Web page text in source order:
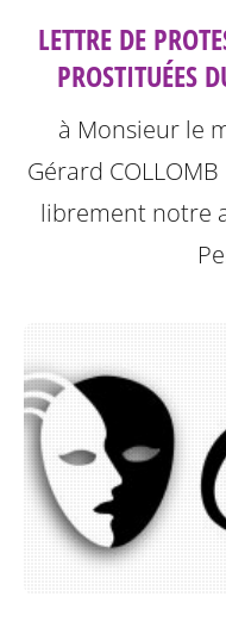
LETTRE DE
PROSTITUÉES
à Monsieur le
Gérard COLLOMB
librement notre